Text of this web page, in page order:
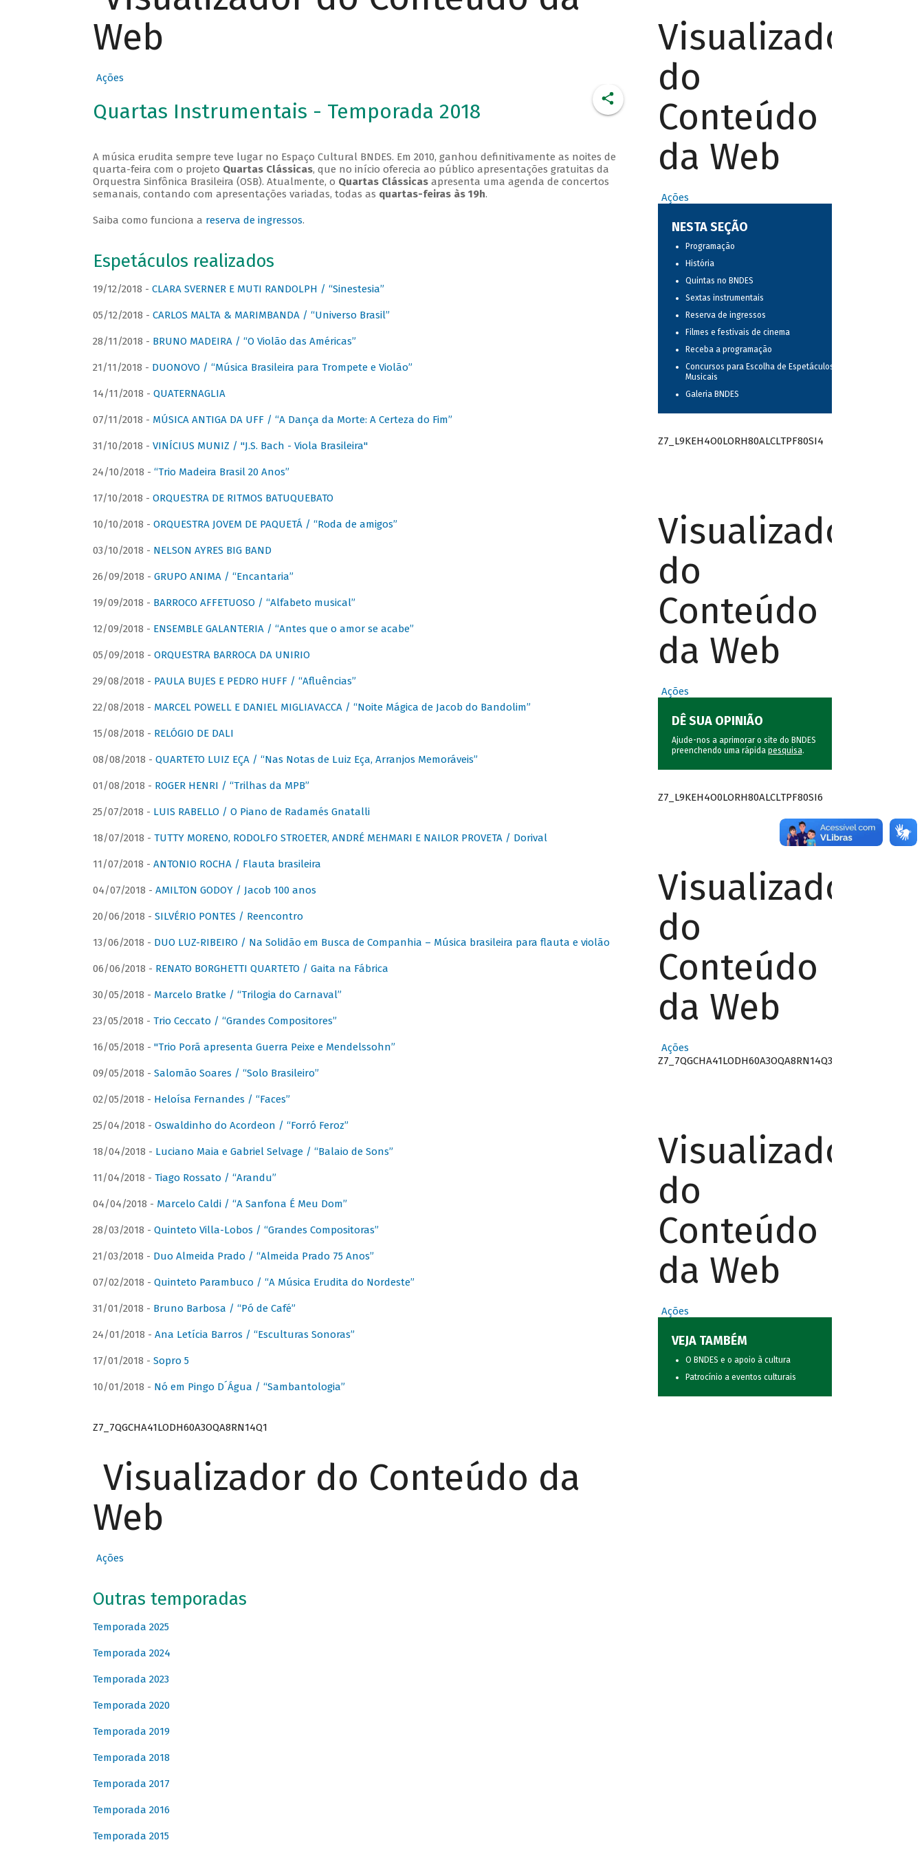
Web
Ações
Quartas Instrumentais - Temporada 2018
A música erudita sempre teve lugar no Espaço Cultural BNDES. Em 2010, ganhou definitivamente as noites de
quarta-feira com o projeto Quartas Clássicas, que no início oferecia ao público apresentações gratuitas da
Orquestra Sinfônica Brasileira (OSB). Atualmente, o Quartas Clássicasapresenta uma agenda de concertos
semanais, contando com apresentações variadas, todas as quartas-feiras às 19h.
Saiba como funciona a reserva de ingressos.
Espetáculos realizados
19/12/2018 - CLARA SVERNER E MUTI RANDOLPH / “Sinestesia”
05/12/2018 - CARLOS MALTA & MARIMBANDA / “Universo Brasil”
28/11/2018 - BRUNO MADEIRA / “O Violão das Américas”
21/11/2018 - DUONOVO / “Música Brasileira para Trompete e Violão”
14/11/2018 - QUATERNAGLIA
07/11/2018 - MÚSICA ANTIGA DA UFF / “A Dança da Morte: A Certeza do Fim”
31/10/2018 - VINÍCIUS MUNIZ / "J.S. Bach - Viola Brasileira"
24/10/2018 - “Trio Madeira Brasil 20 Anos”
17/10/2018 - ORQUESTRA DE RITMOS BATUQUEBATO
10/10/2018 - ORQUESTRA JOVEM DE PAQUETÁ / “Roda de amigos”
03/10/2018 - NELSON AYRES BIG BAND
26/09/2018 - GRUPO ANIMA / “Encantaria”
19/09/2018 - BARROCO AFFETUOSO / “Alfabeto musical”
12/09/2018 - ENSEMBLE GALANTERIA / “Antes que o amor se acabe”
05/09/2018 - ORQUESTRA BARROCA DA UNIRIO
29/08/2018 - PAULA BUJES E PEDRO HUFF / “Afluências”
22/08/2018 - MARCEL POWELL E DANIEL MIGLIAVACCA / “Noite Mágica de Jacob do Bandolim”
15/08/2018 - RELÓGIO DE DALI
08/08/2018 - QUARTETO LUIZ EÇA / “Nas Notas de Luiz Eça, Arranjos Memoráveis”
01/08/2018 - ROGER HENRI / “Trilhas da MPB”
25/07/2018 - LUIS RABELLO / O Piano de Radamés Gnatalli
18/07/2018 - TUTTY MORENO, RODOLFO STROETER, ANDRÉ MEHMARI E NAILOR PROVETA / Dorival
11/07/2018 - ANTONIO ROCHA / Flauta brasileira
04/07/2018 - AMILTON GODOY / Jacob 100 anos
20/06/2018 - SILVÉRIO PONTES / Reencontro
13/06/2018 - DUO LUZ-RIBEIRO / Na Solidão em Busca de Companhia – Música brasileira para flauta e violão
06/06/2018 - RENATO BORGHETTI QUARTETO / Gaita na Fábrica
30/05/2018 - Marcelo Bratke / “Trilogia do Carnaval”
23/05/2018 - Trio Ceccato / “Grandes Compositores”
16/05/2018 - "Trio Porã apresenta Guerra Peixe e Mendelssohn”
09/05/2018 - Salomão Soares / “Solo Brasileiro”
02/05/2018 - Heloísa Fernandes / “Faces”
25/04/2018 - Oswaldinho do Acordeon / “Forró Feroz”
18/04/2018 - Luciano Maia e Gabriel Selvage / “Balaio de Sons”
11/04/2018 - Tiago Rossato / “Arandu”
04/04/2018 - Marcelo Caldi / “A Sanfona É Meu Dom”
28/03/2018 - Quinteto Villa-Lobos / “Grandes Compositoras”
21/03/2018 - Duo Almeida Prado / “Almeida Prado 75 Anos”
07/02/2018 - Quinteto Parambuco / “A Música Erudita do Nordeste”
31/01/2018 - Bruno Barbosa / “Pó de Café”
24/01/2018 - Ana Letícia Barros / “Esculturas Sonoras”
17/01/2018 - Sopro 5
10/01/2018 - Nó em Pingo D´Água / “Sambantologia”
Z7_7QGCHA41LODH60A3OQA8RN14Q1
Visualizador do Conteúdo da
Web
Ações
Outras temporadas
Temporada 2025
Temporada 2024
Temporada 2023
Temporada 2020
Temporada 2019
Temporada 2018
Temporada 2017
Temporada 2016
Temporada 2015
Visualizador
do
Conteúdo
da Web
Ações
NESTA SEÇÃO
Programação
História
Quintas no BNDES
Sextas instrumentais
Reserva de ingressos
Filmes e festivais de cinema
Receba a programação
Concursos para Escolha de Espetáculos
Musicais
Galeria BNDES
Z7_L9KEH4O0LORH80ALCLTPF80SI4
Visualizador
do
Conteúdo
da Web
Ações
DÊ SUA OPINIÃO
Ajude-nos a aprimorar o site do BNDES
preenchendo uma rápida pesquisa.
Z7_L9KEH4O0LORH80ALCLTPF80SI6
Visualizador
do
Conteúdo
da Web
Ações
Z7_7QGCHA41LODH60A3OQA8RN14Q3
Visualizador
do
Conteúdo
da Web
Ações
VEJA TAMBÉM
O BNDES e o apoio à cultura
Patrocínio a eventos culturais